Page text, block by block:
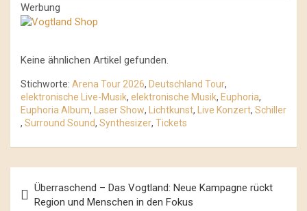
Werbung
Keine ähnlichen Artikel gefunden.
Stichworte: Arena Tour 2026, Deutschland Tour,
elektronische Live-Musik, elektronische Musik, Euphoria,
Euphoria Album, Laser Show, Lichtkunst, Live Konzert, Schiller
, Surround Sound, Synthesizer, Tickets
Navigation
Überraschend – Das Vogtland: Neue Kampagne rückt
Region und Menschen in den Fokus